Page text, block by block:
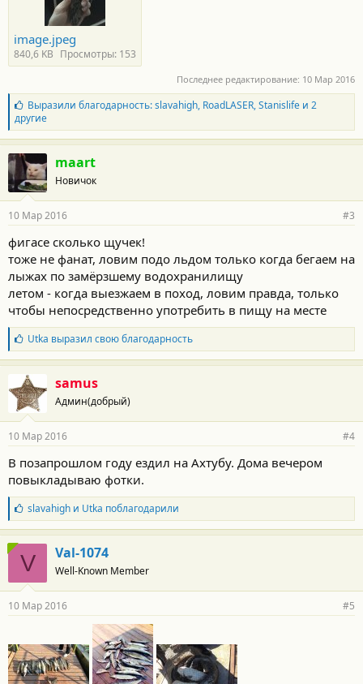
image.jpeg
840,6 KB Просмотры: 153
Последнее редактирование: 10 Мар 2016
Б
л
а
г
о
д
а
р
о
т
и
:
Выразили благодарность:slavahigh, RoadLASER,Stanislifeи 2
другие
maart
Новичок
10 Мар 2016 #3
фигасе сколько щучек!
тоже не фанат, ловим подо льдом только когда бегаем на
лыжах по замёрзшему водохранилищу
летом - когда выезжаем в поход, ловим правда, только
чтобы непосредственно употребить в пищу на месте
Б
л
а
г
о
д
а
н
с
т
и
:
Utka выразил свою благодарность
samus
Админ(добрый)
10 Мар 2016 #4
В позапрошлом году ездил на Ахтубу. Дома вечером
повыкладываю фотки.
Б
л
а
г
о
д
а
н
т
и
:
slavahighи Utka поблагодарили
V Val-1074
Well-Known Member
10 Мар 2016 #5